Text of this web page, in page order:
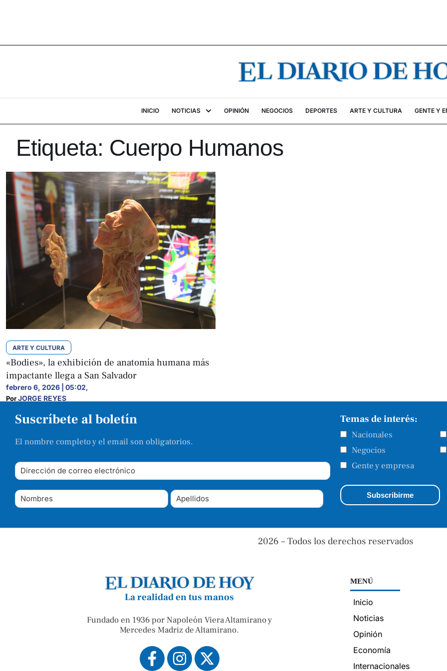
INICIO NOTICIAS OPINIÓN NEGOCIOS DEPORTES ARTE Y CULTURA GENTE Y
Etiqueta: Cuerpo Humanos
ARTE Y CULTURA
«Bodies», la exhibición de anatomía humana más
impactante llega a San Salvador
febrero 6, 2026 | 05:02,
Por JORGE REYES
Suscríbete al boletín
El nombre completo y el email son obligatorios.
Temas de interés:
Nacionales
Negocios
Gente y empresa
2026 – Todos los derechos reservados
La realidad en tus manos
Fundado en 1936 por Napoleón Viera Altamirano y
Mercedes Madriz de Altamirano.
MENÚ
Inicio
Noticias
Opinión
Economía
Internacionales